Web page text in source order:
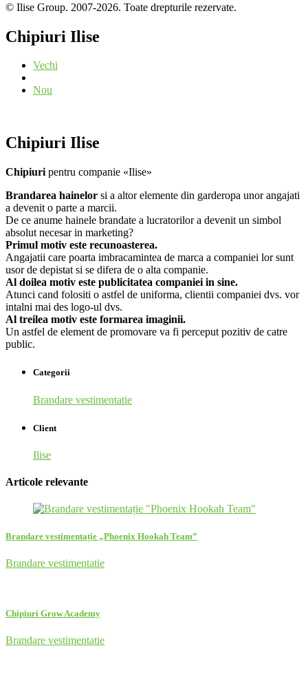
© Ilise Group. 2007-2026. Toate drepturile rezervate.
Chipiuri Ilise
Vechi
Nou
Chipiuri Ilise
Chipiuri pentru companie «Ilise»
Brandarea hainelor si a altor elemente din garderopa unor angajati
a devenit o parte a marcii.
De ce anume hainele brandate a lucratorilor a devenit un simbol
absolut necesar in marketing?
Primul motiv este recunoasterea.
Angajatii care poarta imbracamintea de marca a companiei lor sunt
usor de depistat si se difera de o alta companie.
Al doilea motiv este publicitatea companiei in sine.
Atunci cand folositi o astfel de uniforma, clientii companiei dvs. vor
intalni mai des logo-ul dvs.
Al treilea motiv este formarea imaginii.
Un astfel de element de promovare va fi perceput pozitiv de catre
public.
Categorii
Brandare vestimentatie
Client
Ilise
Articole relevante
Brandare vestimentație „Phoenix Hookah Team”
Brandare vestimentatie
Chipiuri Grow Academy
Brandare vestimentatie